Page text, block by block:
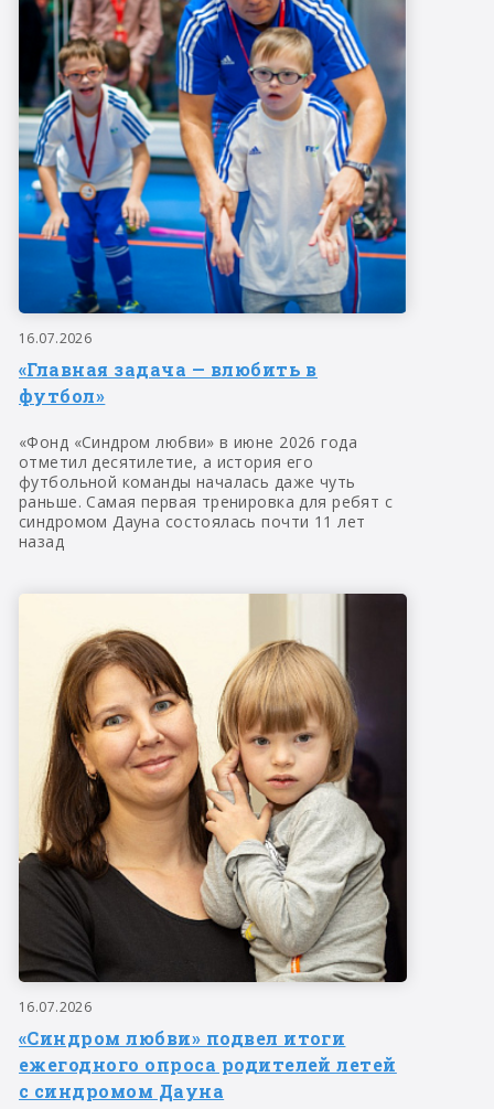
16.07.2026
«Главная задача — влюбить в
футбол»
«Фонд «Синдром любви» в июне 2026 года
отметил десятилетие, а история его
футбольной команды началась даже чуть
раньше. Самая первая тренировка для ребят с
синдромом Дауна состоялась почти 11 лет
назад
16.07.2026
«Синдром любви» подвел итоги
ежегодного опроса родителей летей
с синдромом Дауна